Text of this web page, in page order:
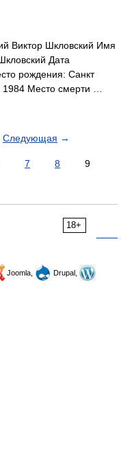
Виктор Шкловский Имя
Дата
рождения: Санкт
1984 Место смерти …
Следующая →
7 8
9
18+
Joomla,
Drupal,